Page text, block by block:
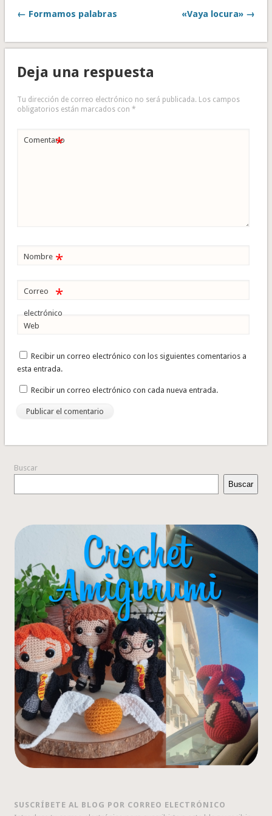
← Formamos palabras «Vaya locura» →
Deja una respuesta
Tu dirección de correo electrónico no será publicada. Los campos
obligatorios están marcados con *
Comentario
*
Nombre *
Correo
electrónico
*
Web
Recibir un correo electrónico con los siguientes comentarios a
esta entrada.
Recibir un correo electrónico con cada nueva entrada.
Buscar
Buscar
SUSCRÍBETE AL BLOG POR CORREO ELECTRÓNICO